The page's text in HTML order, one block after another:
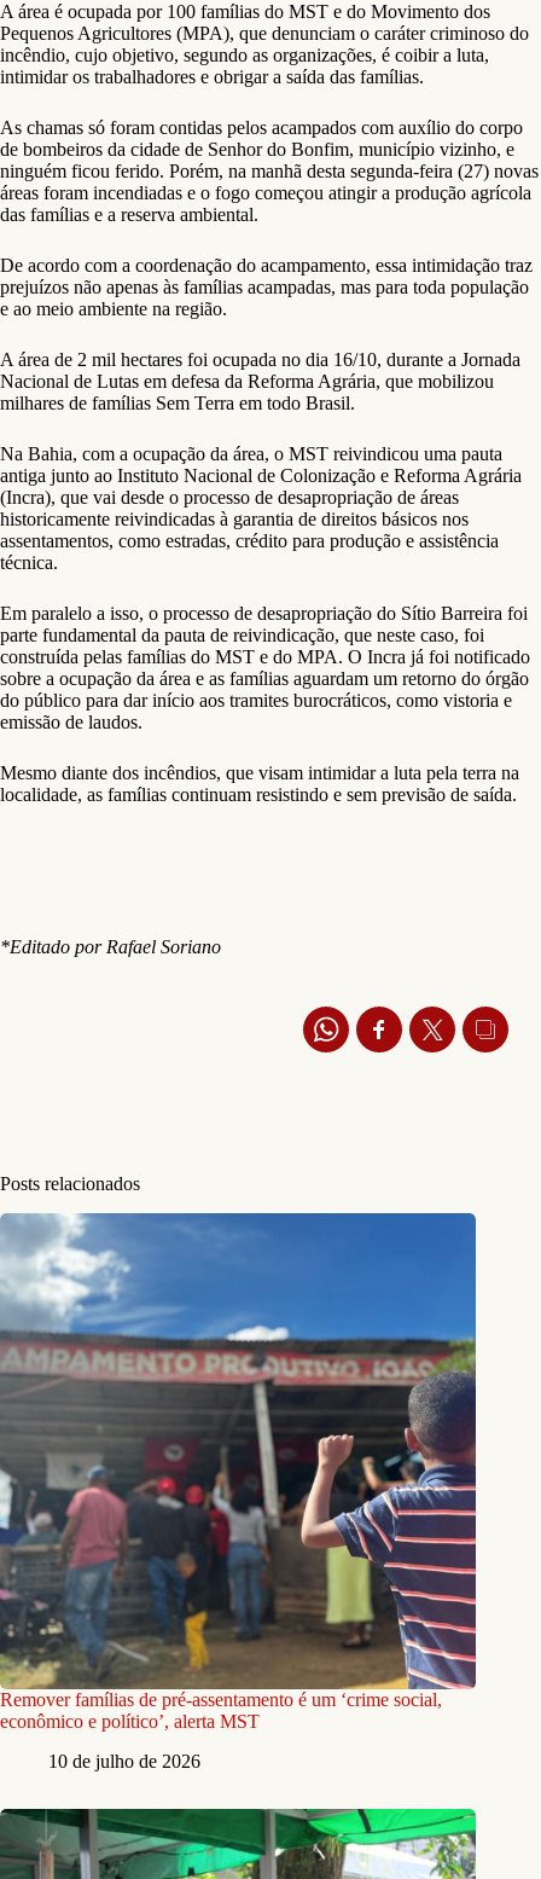
A área é ocupada por 100 famílias do MST e do Movimento dos
Pequenos Agricultores (MPA), que denunciam o caráter criminoso do
incêndio, cujo objetivo, segundo as organizações, é coibir a luta,
intimidar os trabalhadores e obrigar a saída das famílias.
As chamas só foram contidas pelos acampados com auxílio do corpo
de bombeiros da cidade de Senhor do Bonfim, município vizinho, e
ninguém ficou ferido. Porém, na manhã desta segunda-feira (27) novas
áreas foram incendiadas e o fogo começou atingir a produção agrícola
das famílias e a reserva ambiental.
De acordo com a coordenação do acampamento, essa intimidação traz
prejuízos não apenas às famílias acampadas, mas para toda população
e ao meio ambiente na região.
A área de 2 mil hectares foi ocupada no dia 16/10, durante a Jornada
Nacional de Lutas em defesa da Reforma Agrária, que mobilizou
milhares de famílias Sem Terra em todo Brasil.
Na Bahia, com a ocupação da área, o MST reivindicou uma pauta
antiga junto ao Instituto Nacional de Colonização e Reforma Agrária
(Incra), que vai desde o processo de desapropriação de áreas
historicamente reivindicadas à garantia de direitos básicos nos
assentamentos, como estradas, crédito para produção e assistência
técnica.
Em paralelo a isso, o processo de desapropriação do Sítio Barreira foi
parte fundamental da pauta de reivindicação, que neste caso, foi
construída pelas famílias do MST e do MPA. O Incra já foi notificado
sobre a ocupação da área e as famílias aguardam um retorno do órgão
do público para dar início aos tramites burocráticos, como vistoria e
emissão de laudos.
Mesmo diante dos incêndios, que visam intimidar a luta pela terra na
localidade, as famílias continuam resistindo e sem previsão de saída.
*Editado por Rafael Soriano
Posts relacionados
Remover famílias de pré-assentamento é um ‘crime social,
econômico e político’, alerta MST
10 de julho de 2026